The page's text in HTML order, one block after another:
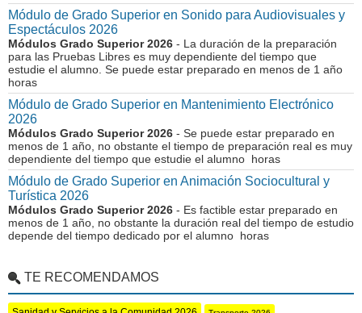
Módulo de Grado Superior en Sonido para Audiovisuales y
Espectáculos 2026
Módulos Grado Superior 2026 - La duración de la preparación
para las Pruebas Libres es muy dependiente del tiempo que
estudie el alumno. Se puede estar preparado en menos de 1 año
horas
Módulo de Grado Superior en Mantenimiento Electrónico
2026
Módulos Grado Superior 2026 - Se puede estar preparado en
menos de 1 año, no obstante el tiempo de preparación real es muy
dependiente del tiempo que estudie el alumno horas
Módulo de Grado Superior en Animación Sociocultural y
Turística 2026
Módulos Grado Superior 2026 - Es factible estar preparado en
menos de 1 año, no obstante la duración real del tiempo de estudio
depende del tiempo dedicado por el alumno horas
TE RECOMENDAMOS